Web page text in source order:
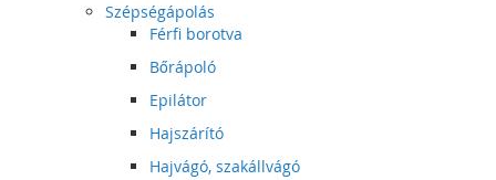
Szépségápolás
Férfi borotva
Bőrápoló
Epilátor
Hajszárító
Hajvágó, szakállvágó